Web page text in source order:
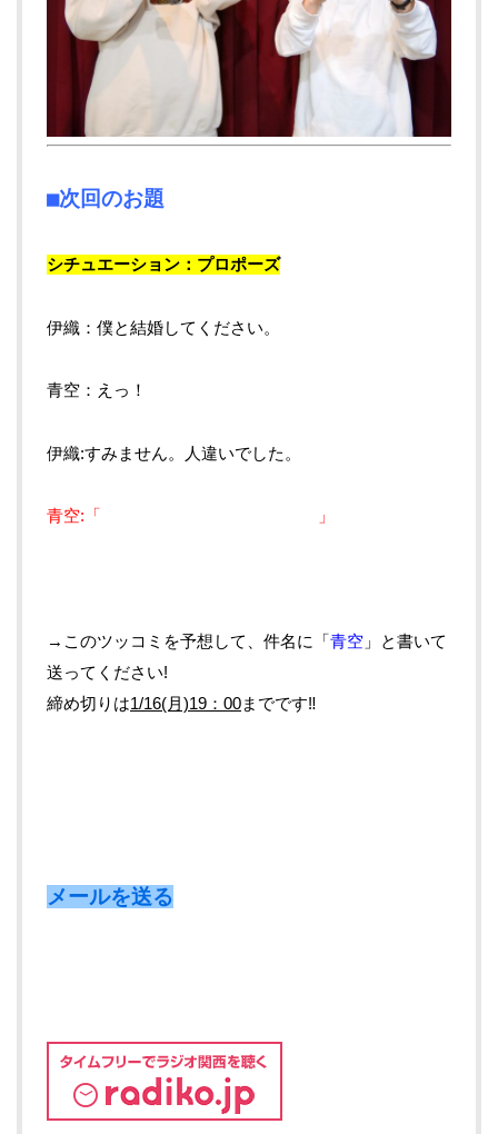
■次回のお題
シチュエーション：プロポーズ
伊織：僕と結婚してください。
青空：えっ！
伊織:すみません。人違いでした。
青空:「 」
→このツッコミを予想して、件名に 「青空 」と書いて
送ってください!
締め切りは1/16(月)19：00までです‼
メールを送る